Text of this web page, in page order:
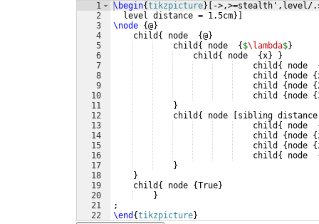
1
2
3
4
5
6
7
8
9
10
11
12
13
14
15
16
17
18
19
20
21
22
\begin{tikzpicture}
->,>=stealth',level/
  level distance = 1.5cm
}]
\node {@}
    child
{ node {@}
    child
{ node { $\lambda$}
    child
{ node {x}
}
    child
{ node
    child
{ node {
    child
{ node {
    child
{ node {
}
    child
{ node
sibling distance
    child
{ node
    child
{ node {
    child
{ node {
    child
{ node
}
}
    child
{ node {True}
}
;
\end {tikzpicture}